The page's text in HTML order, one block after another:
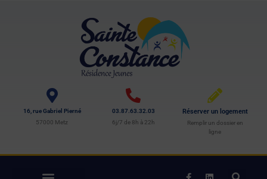
16, rue Gabriel Pierné
57000 Metz
03.87.63.32.03
6j/7 de 8h à 22h
Réserver un logement
Remplir un dossier en
ligne